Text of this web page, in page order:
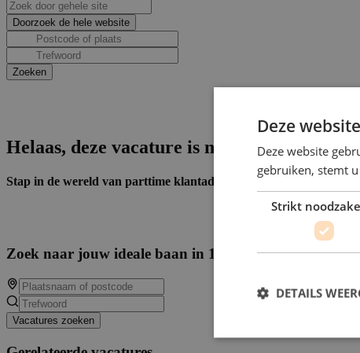
Helaas, deze vacature is niet actief.
Stap in de wereld van parttime klantadviseur in Leeuwarden
Zoek naar jouw ideale baan in 14597 beschikbare
Vacatures zoeken
Deze
Deze website
gebruiken, stemt
Strikt
DETAILS